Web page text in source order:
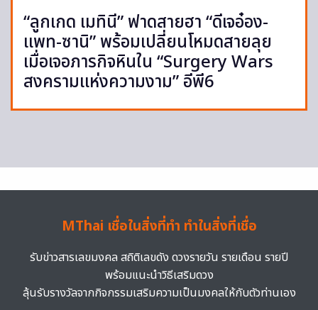
“ลูกเกด เมทินี” ฟาดสายฮา “ดีเจอ๋อง-
แพท-ซานิ” พร้อมเปลี่ยนโหมดสายลุย
เมื่อเจอภารกิจหินใน “Surgery Wars
สงครามแห่งความงาม” อีพี6
MThai เชื่อในสิ่งที่ทำ ทำในสิ่งที่เชื่อ
รับข่าวสารเลขมงคล สถิติเลขดัง ดวงรายวัน รายเดือน รายปี
พร้อมแนะนำวิธีเสริมดวง
ลุ้นรับรางวัลจากกิจกรรมเสริมความเป็นมงคลให้กับตัวท่านเอง